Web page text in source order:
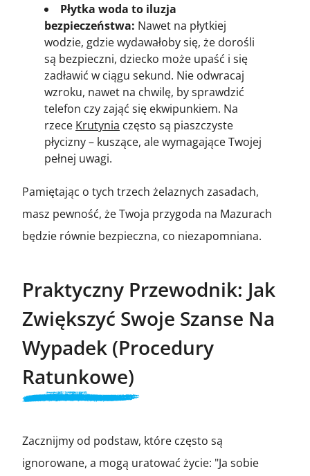
Płytka woda to iluzja
bezpieczeństwa: Nawet na płytkiej
wodzie, gdzie wydawałoby się, że dorośli
są bezpieczni, dziecko może upaść i się
zadławić w ciągu sekund. Nie odwracaj
wzroku, nawet na chwilę, by sprawdzić
telefon czy zająć się ekwipunkiem. Na
rzece Krutynia często są piaszczyste
płycizny – kuszące, ale wymagające Twojej
pełnej uwagi.
Pamiętając o tych trzech żelaznych zasadach,
masz pewność, że Twoja przygoda na Mazurach
będzie równie bezpieczna, co niezapomniana.
Praktyczny Przewodnik: Jak
Zwiększyć Swoje Szanse Na
Wypadek (Procedury
Ratunkowe)
Zacznijmy od podstaw, które często są
ignorowane, a mogą uratować życie: "Ja sobie